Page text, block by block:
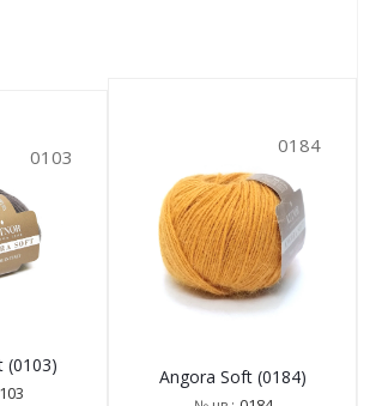
0103
(0103)
0184
Angora Soft (0184)